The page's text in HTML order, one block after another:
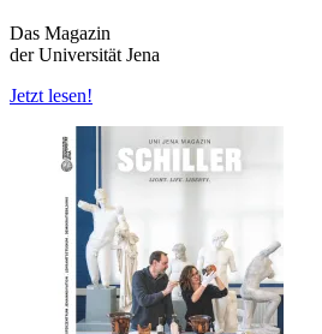
Das Magazin
der Universität Jena
Jetzt lesen!